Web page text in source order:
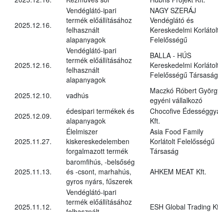
2025.12.16.
Vendéglátó-ipari
termék előállításához
felhasznált
alapanyagok
NAGY SZERÁJ
Vendéglátó és
Kereskedelmi
Felelősségű
2025.12.16.
Vendéglátó-ipari
termék előállításához
felhasznált
alapanyagok
BALLA - HÚS
Kereskedelmi
Felelősségű Társaság
2025.12.10. vadhús
Maczkó Róbert
egyéni vállalkozó
2025.12.09.
édesipari termékek és
alapanyagok
Chocofive
Kft.
2025.11.27.
Élelmiszer
kiskereskedelemben
forgalmazott termék
Asia Food Family
Korlátolt Felelősségű
Társaság
2025.11.13.
baromfihús, -belsőség
és -csont, marhahús,
gyros nyárs, fűszerek
AHKEM MEAT Kft.
2025.11.12.
Vendéglátó-ipari
termék előállításához
ESH Global Trading